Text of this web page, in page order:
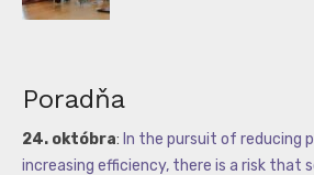
Poradňa
24. októbra: In the pursuit of reducing
increasing efficiency, there is a risk that